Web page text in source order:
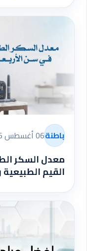
باطنة06 أغسطس 2026
معدل السكر
القيم